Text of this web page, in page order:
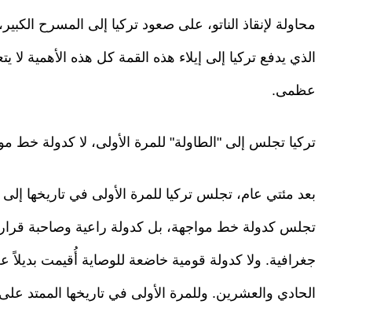
محاولة لإنقاذ الناتو، على صعود تركيا إلى المسرح
الذي يدفع تركيا إلى إيلاء هذه القمة كل هذه الأهمية لا
عظمى.
تركيا تجلس إلى "الطاولة" للمرة الأولى، لا كدولة خط
بعد مئتي عام، تجلس تركيا للمرة الأولى في تاريخها
تجلس كدولة خط مواجهة، بل كدولة راعية وصاحبة
جغرافية. ولا كدولة قومية خاضعة للوصاية أُقيمت
الحادي والعشرين. وللمرة الأولى في تاريخها الممتد